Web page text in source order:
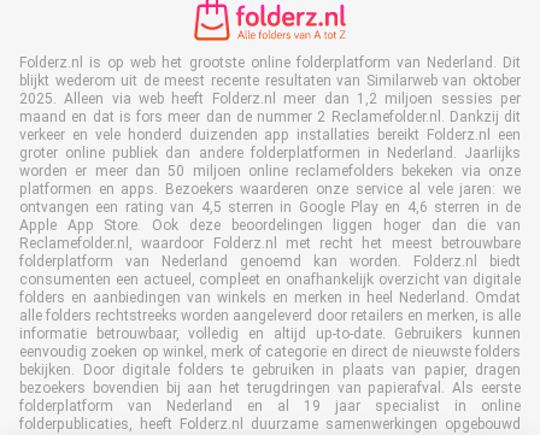
Folderz.nl is op web het grootste online folderplatform van Nederland. Dit
blijkt wederom uit de meest recente resultaten van Similarweb van oktober
2025. Alleen via web heeft Folderz.nl meer dan 1,2 miljoen sessies per
maand en dat is fors meer dan de nummer 2 Reclamefolder.nl. Dankzij dit
verkeer en vele honderd duizenden app installaties bereikt Folderz.nl een
groter online publiek dan andere folderplatformen in Nederland. Jaarlijks
worden er meer dan 50 miljoen online reclamefolders bekeken via onze
platformen en apps. Bezoekers waarderen onze service al vele jaren: we
ontvangen een rating van 4,5 sterren in Google Play en 4,6 sterren in de
Apple App Store. Ook deze beoordelingen liggen hoger dan die van
Reclamefolder.nl, waardoor Folderz.nl met recht het meest betrouwbare
folderplatform van Nederland genoemd kan worden. Folderz.nl biedt
consumenten een actueel, compleet en onafhankelijk overzicht van digitale
folders en aanbiedingen van winkels en merken in heel Nederland. Omdat
alle folders rechtstreeks worden aangeleverd door retailers en merken, is alle
informatie betrouwbaar, volledig en altijd up-to-date. Gebruikers kunnen
eenvoudig zoeken op winkel, merk of categorie en direct de nieuwste folders
bekijken. Door digitale folders te gebruiken in plaats van papier, dragen
bezoekers bovendien bij aan het terugdringen van papierafval. Als eerste
folderplatform van Nederland en al 19 jaar specialist in online
folderpublicaties, heeft Folderz.nl duurzame samenwerkingen opgebouwd